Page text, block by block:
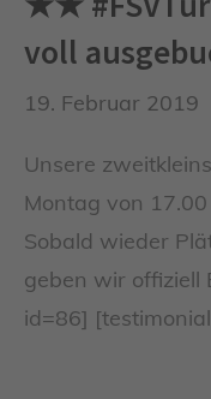
voll
19. Februar 2019
Unsere
Montag von
Sobald wieder
geben wir offiziell
id=86]